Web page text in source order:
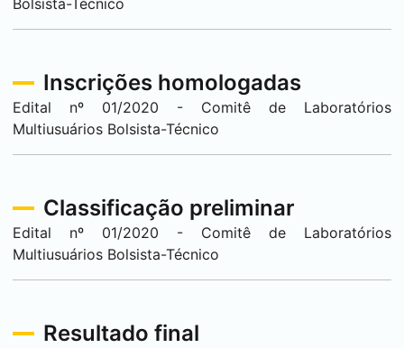
Bolsista-Técnico
Inscrições homologadas
Edital nº 01/2020 - Comitê de Laboratórios
Multiusuários Bolsista-Técnico
Classificação preliminar
Edital nº 01/2020 - Comitê de Laboratórios
Multiusuários Bolsista-Técnico
Resultado final